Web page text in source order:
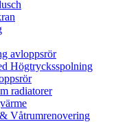
avloppsrör
Högtrycksspolning
radiatorer
Våtrumrenovering